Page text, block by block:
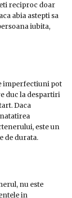
reciproc doar
abia astepti sa
iubita,
imperfectiuni pot
duc la despartiri
Daca
este un
de durata.
nu este
in